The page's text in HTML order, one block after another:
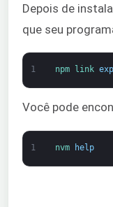
Depois de
que seu
1 npm link
Você pode
1 nvm help